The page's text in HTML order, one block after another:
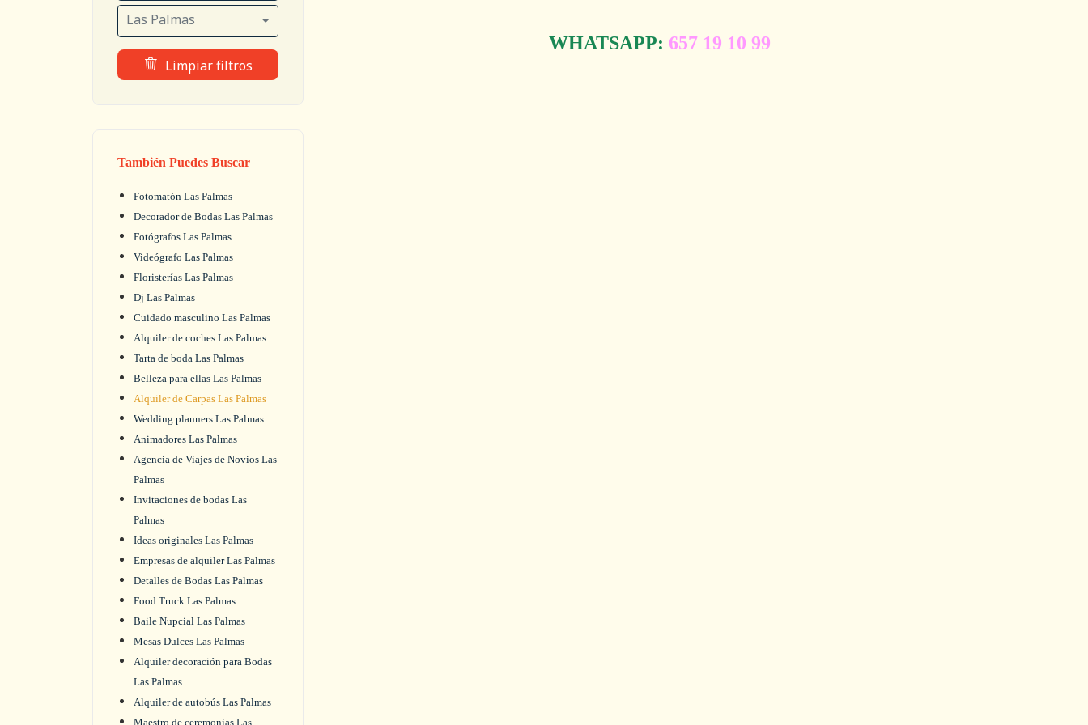
Las Palmas
Limpiar filtros
También Puedes Buscar
Fotomatón Las Palmas
Decorador de Bodas Las Palmas
Fotógrafos Las Palmas
Videógrafo Las Palmas
Floristerías Las Palmas
Dj Las Palmas
Cuidado masculino Las Palmas
Alquiler de coches Las Palmas
Tarta de boda Las Palmas
Belleza para ellas Las Palmas
Alquiler de Carpas Las Palmas
Wedding planners Las Palmas
Animadores Las Palmas
Agencia de Viajes de Novios Las
Palmas
Invitaciones de bodas Las
Palmas
Ideas originales Las Palmas
Empresas de alquiler Las Palmas
Detalles de Bodas Las Palmas
Food Truck Las Palmas
Baile Nupcial Las Palmas
Mesas Dulces Las Palmas
Alquiler decoración para Bodas
Las Palmas
Alquiler de autobús Las Palmas
Maestro de ceremonias Las
WHATSAPP: 657 19 10 99